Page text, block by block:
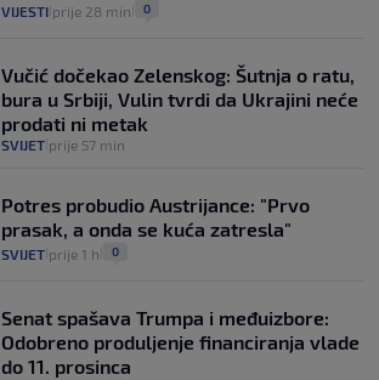
VIJESTI prije 28 min 0
Vučić dočekao Zelenskog: Šutnja o ratu,
bura u Srbiji, Vulin tvrdi da Ukrajini neće
prodati ni metak
SVIJET prije 57 min
Potres probudio Austrijance: "Prvo
prasak, a onda se kuća zatresla"
SVIJET prije 1 h 0
Senat spašava Trumpa i međuizbore:
Odobreno produljenje financiranja vlade
do 11. prosinca